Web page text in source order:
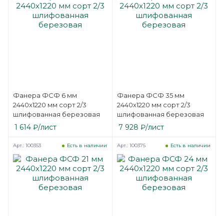
Фанера ФСФ 6 мм
2440х1220 мм сорт 2/3
шлифованная березовая
1 614 ₽/лист
Фанера ФСФ 35 мм
2440х1220 мм сорт 2/3
шлифованная березовая
7 928 ₽/лист
Есть в наличии
Арт.: 100353 Есть в наличии
Арт.: 100375